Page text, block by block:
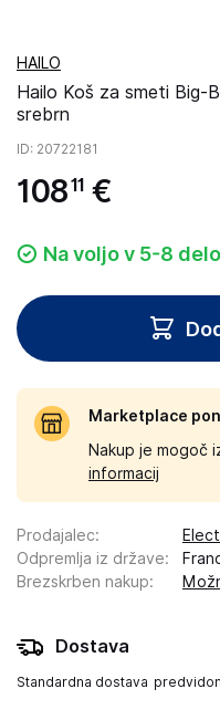
HAILO
Hailo Koš za smeti Big-
srebrn
ID: 20722181
10811 €
Na voljo v 5-8
Marketplace
Nakup je mogoč
informacij
Prodajalec:
Odpremlja iz države:
Brezskrben nakup:
Dostava
Standardna dostava